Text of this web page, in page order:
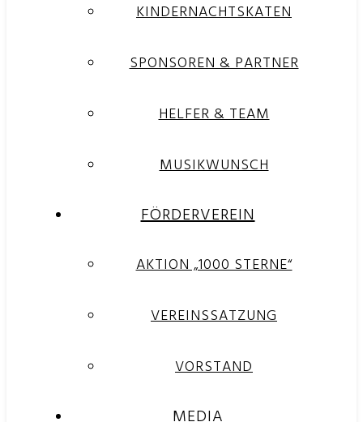
KINDERNACHTSKATEN
SPONSOREN & PARTNER
HELFER & TEAM
MUSIKWUNSCH
FÖRDERVEREIN
AKTION „1000 STERNE“
VEREINSSATZUNG
VORSTAND